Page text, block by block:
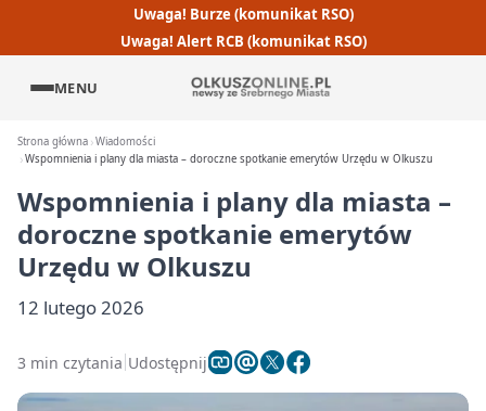
Uwaga! Burze (komunikat RSO)
Uwaga! Alert RCB (komunikat RSO)
MENU
Strona główna Wiadomości
Wspomnienia i plany dla miasta – doroczne spotkanie emerytów Urzędu w Olkuszu
Wspomnienia i plany dla miasta –
doroczne spotkanie emerytów
Urzędu w Olkuszu
12 lutego 2026
3 min czytania Udostępnij